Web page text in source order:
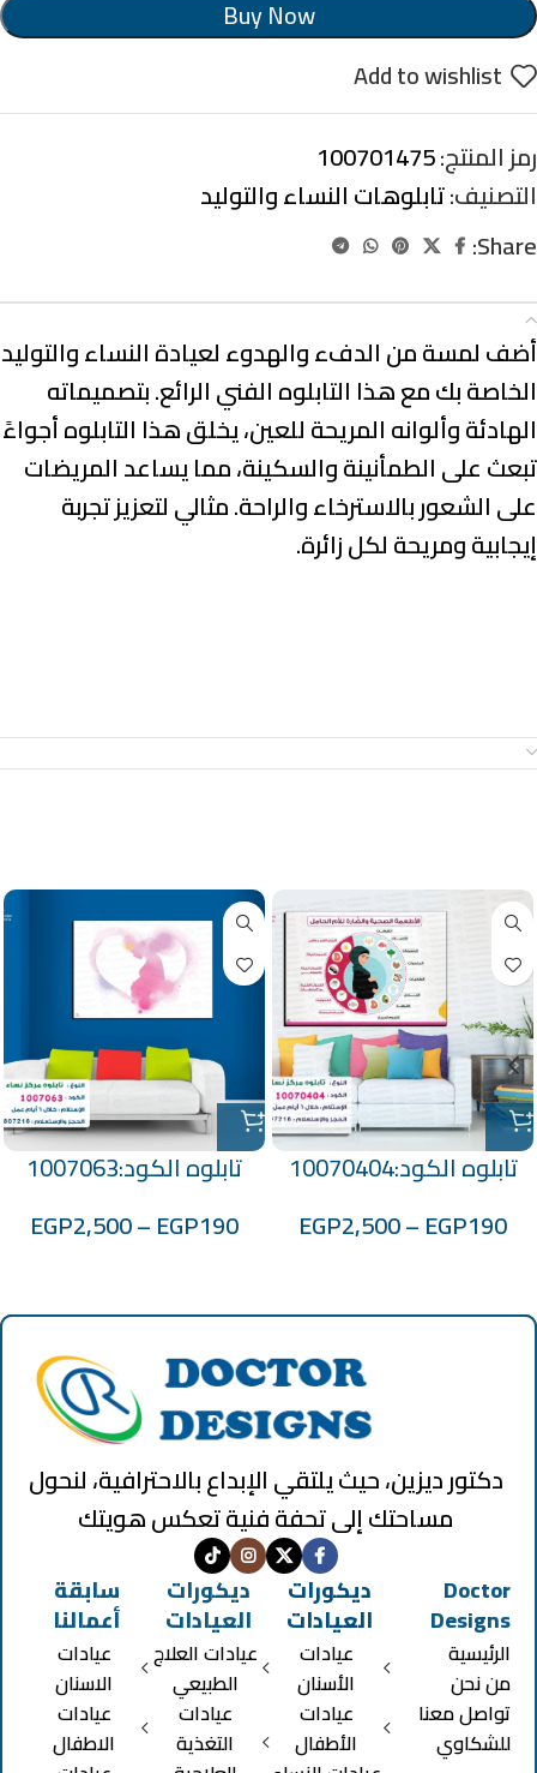
Buy Now
Add to wishlist
رمز المنتج:100701475
التصنيف:تابلوهات النساء والتوليد
Share:
أضف لمسة من الدفء والهدوء لعيادة النساء والتوليد
الخاصة بك مع هذا التابلوه الفني الرائع. بتصميماته
الهادئة وألوانه المريحة للعين، يخلق هذا التابلوه أجواءً
تبعث على الطمأنينة والسكينة، مما يساعد المريضات
على الشعور بالاسترخاء والراحة. مثالي لتعزيز تجربة
إيجابية ومريحة لكل زائرة.
تابلوه الكود:10070404
EGP190
–
EGP2,500
تابلوه الكود:1007063
EGP190
–
EGP2,500
دكتور ديزين، حيث يلتقي الإبداع بالاحترافية، لنحول
مساحتك إلى تحفة فنية تعكس هويتك
Doctor
Designs
الرئيسية
من نحن
تواصل معنا
للشكاوي
ديكورات
العيادات
عيادات
الأسنان
عيادات
الأطفال
ديكورات
العيادات
عيادات العلاج
الطبيعي
عيادات
التغذية
سابقة
أعمالنا
عيادات
الاسنان
عيادات
الاطفال